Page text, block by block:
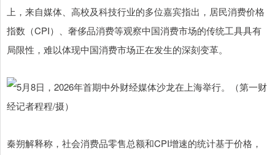
上，来自媒体、高校及科技行业的多位嘉宾指出，居民消费价格
指数（CPI）、奢侈品消费等观察中国消费市场的传统工具具有
局限性，难以体现中国消费市场正在发生的深刻变革。
秦朔解释称，社会消费品零售总额和CPI增速的统计基于价格，